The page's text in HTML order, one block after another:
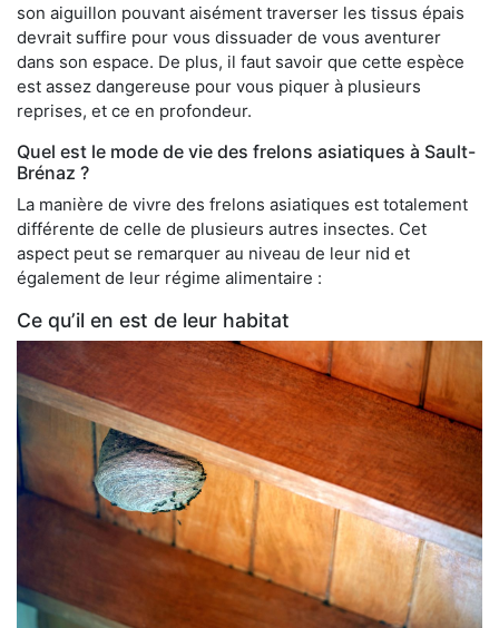
son aiguillon pouvant aisément traverser les tissus épais
devrait suffire pour vous dissuader de vous aventurer
dans son espace. De plus, il faut savoir que cette espèce
est assez dangereuse pour vous piquer à plusieurs
reprises, et ce en profondeur.
Quel est le mode de vie des frelons asiatiques à Sault-
Brénaz ?
La manière de vivre des frelons asiatiques est totalement
différente de celle de plusieurs autres insectes. Cet
aspect peut se remarquer au niveau de leur nid et
également de leur régime alimentaire :
Ce qu’il en est de leur habitat